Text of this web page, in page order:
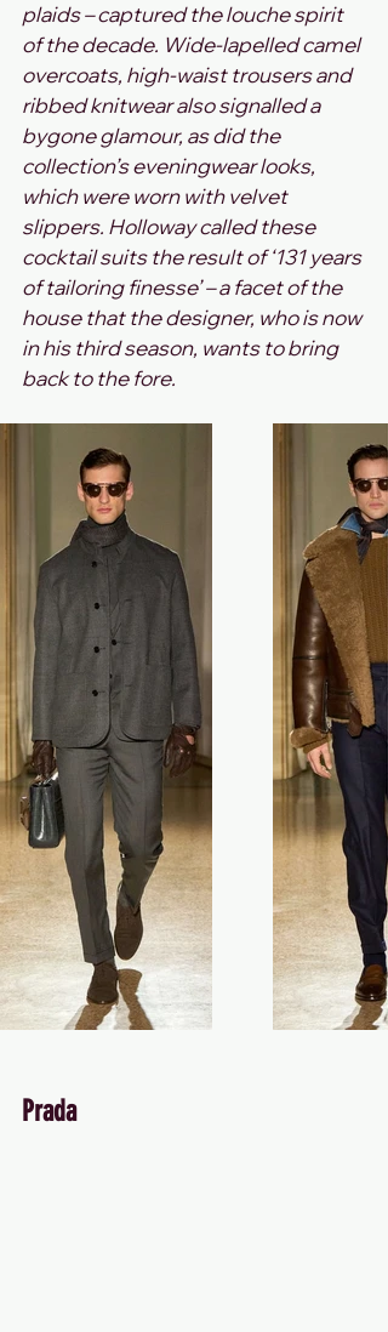
plaids – captured the louche spirit
of the decade. Wide-lapelled camel
overcoats, high-waist trousers and
ribbed knitwear also signalled a
bygone glamour, as did the
collection’s eveningwear looks,
which were worn with velvet
slippers. Holloway called these
cocktail suits the result of ‘131 years
of tailoring finesse’ – a facet of the
house that the designer, who is now
in his third season, wants to bring
back to the fore.
Prada